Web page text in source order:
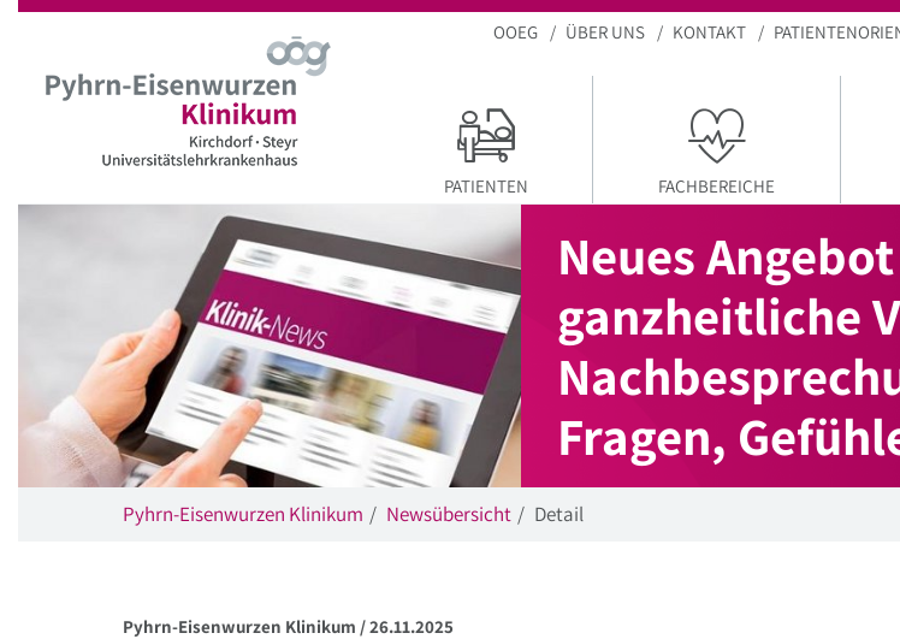
OOEG ÜBER UNS KONTAKT
PATIENTEN FACHBEREICHE
Neues
ganzheitliche
Fragen,
Pyhrn-Eisenwurzen Klinikum Newsübersicht Detail
Pyhrn-Eisenwurzen Klinikum /26.11.2025